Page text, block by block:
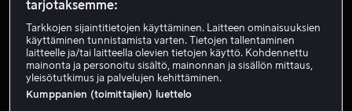
Tilaa nyt
Erikoisjoukkojen komentaja johtaa tiiminsä Nigerian
Erikoisjoukkojen komentaja johtaa tiiminsä Nigerian
tarjotaksemme:
Tarkkojen sijaintitietojen käyttäminen. Laitteen ominaisuuksien
käyttäminen tunnistamista varten. Tietojen tallentaminen
laitteelle ja/tai laitteella olevien tietojen käyttö. Kohdennettu
mainonta ja personoitu sisältö, mainonnan ja sisällön mittaus,
yleisötutkimus ja palvelujen kehittäminen.
Kumppanien (toimittajien) luettelo